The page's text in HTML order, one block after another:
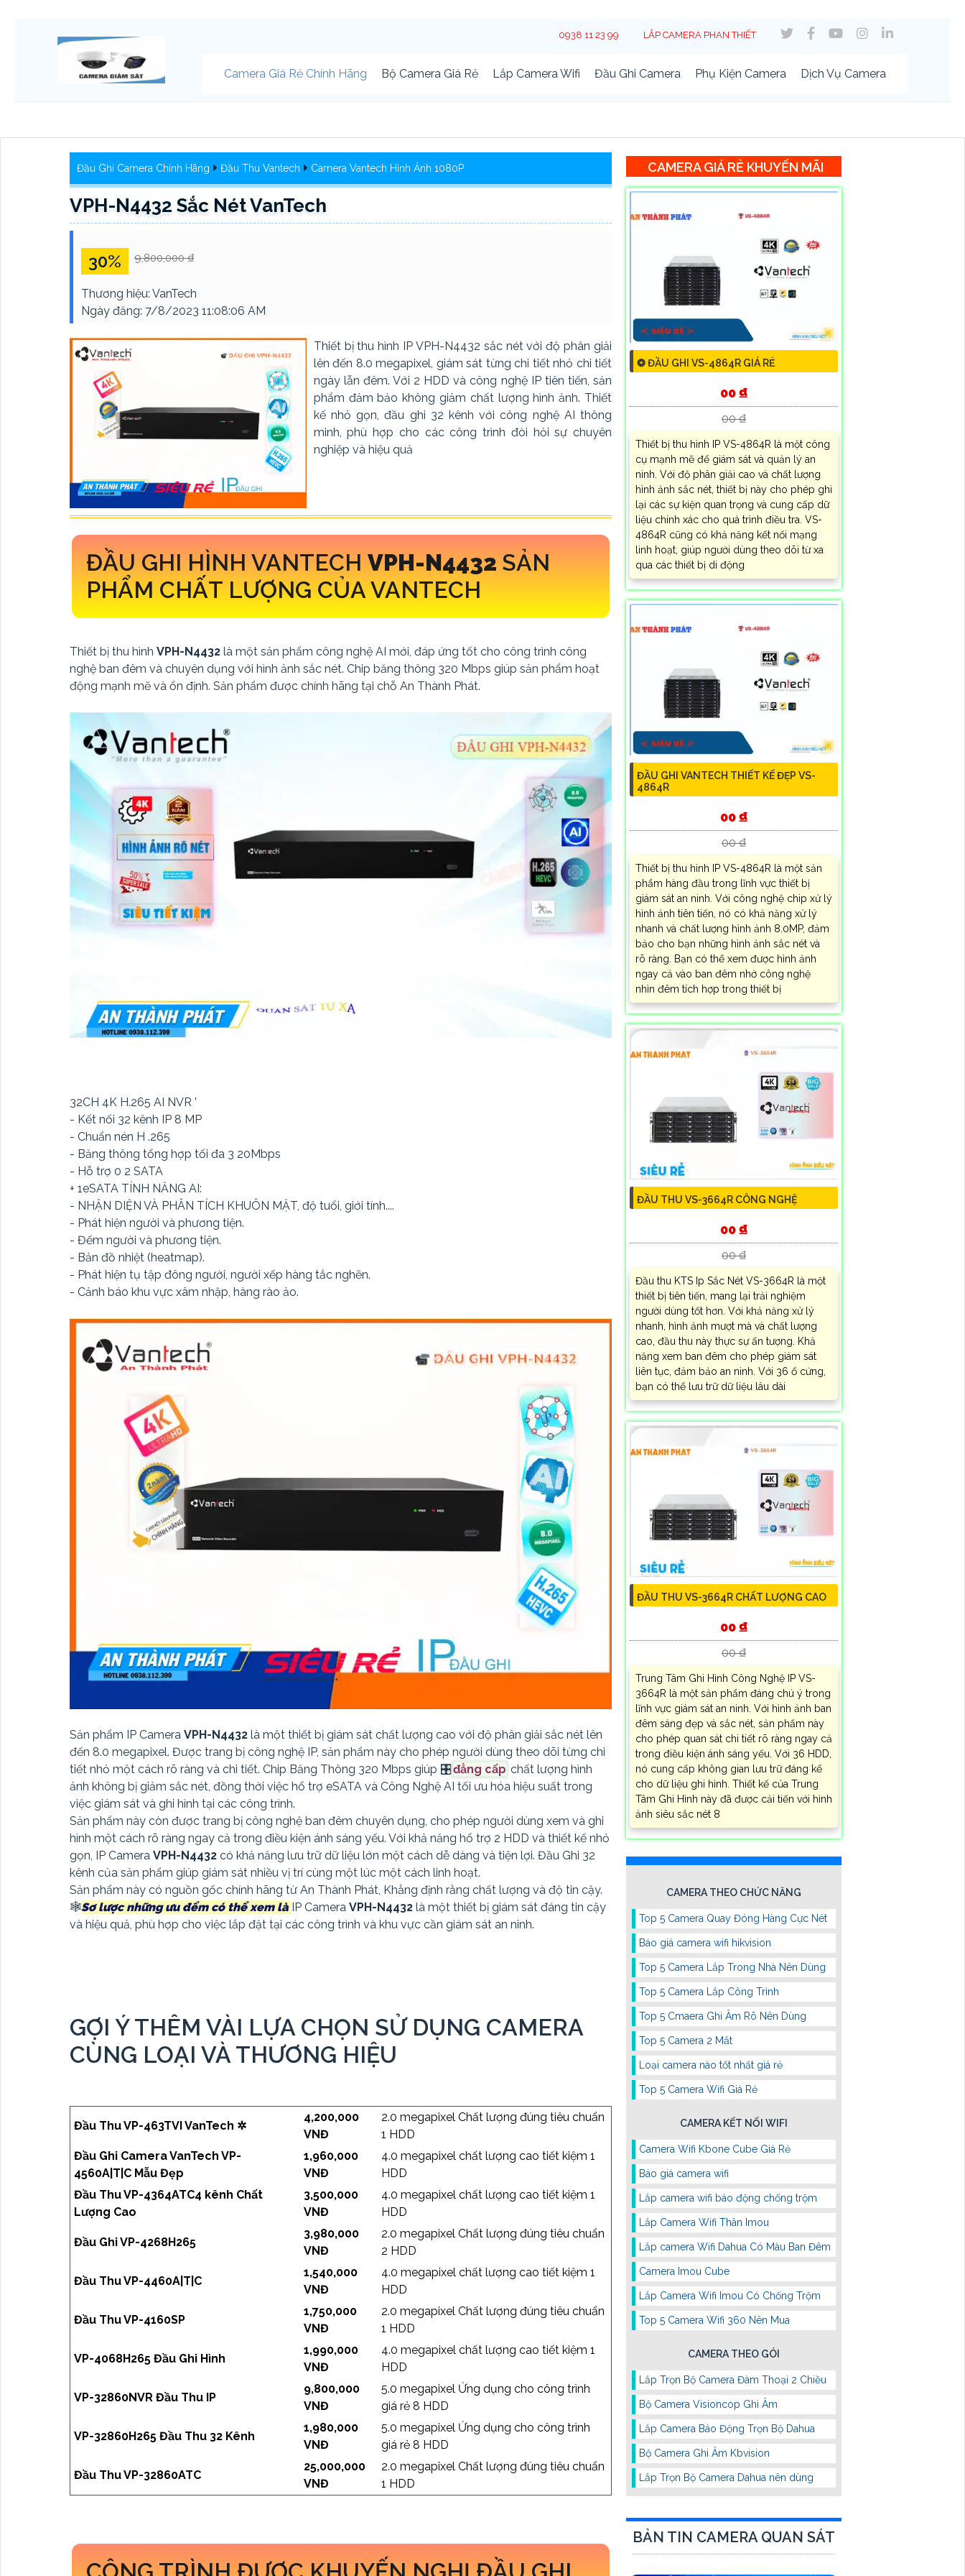
0938 11 23 99 LẮP CAMERA PHAN THIẾT
Camera Giá Rẻ Chính Hãng Bộ Camera Giá Rẻ Lắp Camera Wifi Đầu Ghi Camera Phụ Kiện Camera Dịch Vụ Camera
Đầu Ghi Camera Chính Hãng Đầu Thu Vantech Camera Vantech Hình Ảnh 1080P
VPH-N4432 Sắc Nét VanTech
30% 9,800,000 ₫
Thương hiệu: VanTech
Ngày đăng: 7/8/2023 11:08:06 AM
Thiết bị thu hình IP VPH-N4432 sắc nét với độ phân giải
lên đến 8.0 megapixel, giám sát từng chi tiết nhỏ chi tiết
ngày lẫn đêm. Với 2 HDD và công nghệ IP tiên tiến, sản
phẩm đảm bảo không giảm chất lượng hình ảnh. Thiết
kế nhỏ gọn, đầu ghi 32 kênh với công nghệ AI thông
minh, phù hợp cho các công trình đòi hỏi sự chuyên
nghiệp và hiệu quả
ĐẦU GHI HÌNH VANTECHVPH-N4432 SẢN
PHẨM CHẤT LƯỢNG CỦA VANTECH
Thiết bị thu hình VPH-N4432 là một sản phẩm công nghệ AI mới, đáp ứng tốt cho công trình công
nghệ ban đêm và chuyên dụng với hình ảnh sắc nét. Chip băng thông 320 Mbps giúp sản phẩm hoạt
động mạnh mẽ và ổn định. Sản phẩm được chính hãng tại chỗ An Thành Phát.
32CH 4K H.265 AI NVR '
- Kết nối 32 kênh IP 8 MP
- Chuẩn nén H .265
- Băng thông tổng hợp tối đa 3 20Mbps
- Hỗ trợ 0 2 SATA
+ 1eSATA TÍNH NĂNG AI:
- NHẬN DIỆN VÀ PHÂN TÍCH KHUÔN MẶT, độ tuổi, giới tính....
- Phát hiện người và phương tiện.
- Đếm người và phương tiện.
- Bản đồ nhiệt (heatmap).
- Phát hiện tụ tập đông người, người xếp hàng tắc nghẽn.
- Cảnh báo khu vực xâm nhập, hàng rào ảo.
Sản phẩm IP Camera VPH-N4432 là một thiết bị giám sát chất lượng cao với độ phân giải sắc nét lên
đến 8.0 megapixel. Được trang bị công nghệ IP, sản phẩm này cho phép người dùng theo dõi từng chi
tiết nhỏ một cách rõ ràng và chi tiết. Chip Băng Thông 320 Mbps giúp 🎛đẳng cấp chất lượng hình
ảnh không bị giảm sắc nét, đồng thời việc hổ trợ eSATA và Công Nghệ AI tối ưu hóa hiệu suất trong
việc giám sát và ghi hình tại các công trình.
Sản phẩm này còn được trang bị công nghệ ban đêm chuyên dụng, cho phép người dùng xem và ghi
hình một cách rõ ràng ngay cả trong điều kiện ánh sáng yếu. Với khả năng hổ trợ 2 HDD và thiết kế nhỏ
gọn, IP Camera VPH-N4432 có khả năng lưu trữ dữ liệu lớn một cách dễ dàng và tiện lợi. Đầu Ghi 32
kênh của sản phẩm giúp giám sát nhiều vị trí cùng một lúc một cách linh hoạt.
Sản phẩm này có nguồn gốc chính hãng từ An Thành Phát, Khẳng định rằng chất lượng và độ tin cậy.
🕸️Sơ lược những ưu đểm có thể xem là IP Camera VPH-N4432 là một thiết bị giám sát đáng tin cậy
và hiệu quả, phù hợp cho việc lắp đặt tại các công trình và khu vực cần giám sát an ninh.
GỢI Ý THÊM VÀI LỰA CHỌN SỬ DỤNG CAMERA
CÙNG LOẠI VÀ THƯƠNG HIỆU
Đầu Thu VP-463TVI VanTech ✲
4,200,000
VNĐ
2.0 megapixel Chất lượng đúng tiêu chuẩn
1 HDD
Đầu Ghi Camera VanTech VP-
4560A|T|C Mẫu Đẹp
1,960,000
VNĐ
4.0 megapixel chất lượng cao tiết kiệm 1
HDD
Đầu Thu VP-4364ATC4 kênh Chất
Lượng Cao
3,500,000
VNĐ
4.0 megapixel chất lượng cao tiết kiệm 1
HDD
Đầu Ghi VP-4268H265
3,980,000
VNĐ
2.0 megapixel Chất lượng đúng tiêu chuẩn
2 HDD
Đầu Thu VP-4460A|T|C
1,540,000
VNĐ
4.0 megapixel chất lượng cao tiết kiệm 1
HDD
Đầu Thu VP-4160SP
1,750,000
VNĐ
2.0 megapixel Chất lượng đúng tiêu chuẩn
1 HDD
VP-4068H265 Đầu Ghi Hình
1,990,000
VNĐ
4.0 megapixel chất lượng cao tiết kiệm 1
HDD
VP-32860NVR Đầu Thu IP
9,800,000
VNĐ
5.0 megapixel Ứng dụng cho công trình
giá rẻ 8 HDD
VP-32860H265 Đầu Thu 32 Kênh
1,980,000
VNĐ
5.0 megapixel Ứng dụng cho công trình
giá rẻ 8 HDD
Đầu Thu VP-32860ATC
25,000,000
VNĐ
2.0 megapixel Chất lượng đúng tiêu chuẩn
1 HDD
CAMERA GIÁ RẺ KHUYẾN MÃI
❂ ĐẦU GHI VS-4864R GIÁ RẺ
00 ₫
00 ₫
Thiết bị thu hình IP VS-4864R là một công
cụ mạnh mẽ để giám sát và quản lý an
ninh. Với độ phân giải cao và chất lượng
hình ảnh sắc nét, thiết bị này cho phép ghi
lại các sự kiện quan trọng và cung cấp dữ
liệu chính xác cho quá trình điều tra. VS-
4864R cũng có khả năng kết nối mạng
linh hoạt, giúp người dùng theo dõi từ xa
qua các thiết bị di động
ĐẦU GHI VANTECH THIẾT KẾ ĐẸP VS-
4864R
00 ₫
00 ₫
Thiết bị thu hình IP VS-4864R là một sản
phẩm hàng đầu trong lĩnh vực thiết bị
giám sát an ninh. Với công nghệ chip xử lý
hình ảnh tiên tiến, nó có khả năng xử lý
nhanh và chất lượng hình ảnh 8.0MP, đảm
bảo cho bạn những hình ảnh sắc nét và
rõ ràng. Bạn có thể xem được hình ảnh
ngay cả vào ban đêm nhờ công nghệ
nhìn đêm tích hợp trong thiết bị
ĐẦU THU VS-3664R CÔNG NGHỆ
00 ₫
00 ₫
Đầu thu KTS Ip Sắc Nét VS-3664R là một
thiết bị tiên tiến, mang lại trải nghiệm
người dùng tốt hơn. Với khả năng xử lý
nhanh, hình ảnh mượt mà và chất lượng
cao, đầu thu này thực sự ấn tượng. Khả
năng xem ban đêm cho phép giám sát
liên tục, đảm bảo an ninh. Với 36 ổ cứng,
bạn có thể lưu trữ dữ liệu lâu dài
ĐẦU THU VS-3664R CHẤT LƯỢNG CAO
00 ₫
00 ₫
Trung Tâm Ghi Hình Công Nghệ IP VS-
3664R là một sản phẩm đáng chú ý trong
lĩnh vực giám sát an ninh. Với hình ảnh ban
đêm sáng đẹp và sắc nét, sản phẩm này
cho phép quan sát chi tiết rõ ràng ngay cả
trong điều kiện ánh sáng yếu. Với 36 HDD,
nó cung cấp không gian lưu trữ đáng kể
cho dữ liệu ghi hình. Thiết kế của Trung
Tâm Ghi Hình này đã được cải tiến với hình
ảnh siêu sắc nét 8
CAMERA THEO CHỨC NĂNG
Top 5 Camera Quay Đóng Hàng Cực Nét
Báo giá camera wifi hikvision
Top 5 Camera Lắp Trong Nhà Nên Dùng
Top 5 Camera Lắp Công Trình
Top 5 Cmaera Ghi Âm Rõ Nên Dùng
Top 5 Camera 2 Mắt
Loại camera nào tốt nhất giá rẻ
Top 5 Camera Wifi Giá Rẻ
CAMERA KẾT NỐI WIFI
Camera Wifi Kbone Cube Giá Rẻ
Báo giá camera wifi
Lắp camera wifi báo động chống trộm
Lắp Camera Wifi Thân Imou
Lắp camera Wifi Dahua Có Màu Ban Đêm
Camera Imou Cube
Lắp Camera Wifi Imou Có Chống Trộm
Top 5 Camera Wifi 360 Nên Mua
CAMERA THEO GÓI
Lắp Trọn Bộ Camera Đàm Thoại 2 Chiều
Bộ Camera Visioncop Ghi Âm
Lắp Camera Báo Động Trọn Bộ Dahua
Bộ Camera Ghi Âm Kbvision
Lắp Trọn Bộ Camera Dahua nên dùng
BẢN TIN CAMERA QUAN SÁT